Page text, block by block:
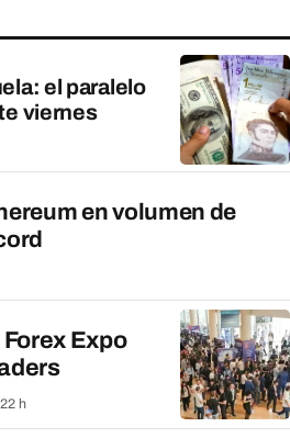
el paralelo
viernes
en volumen de
Expo
h